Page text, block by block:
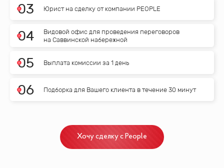
03 Юрист на сделку от компании PEOPLE
04
Видовой офис для проведения переговоров
на Саввинской набережной
05 Выплата комиссии за 1 день
06 Подборка для Вашего клиента в течение 30 минут
Хочу сделку с People